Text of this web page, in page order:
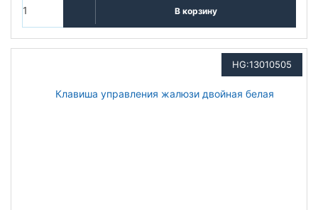
В корзину
HG:13010505